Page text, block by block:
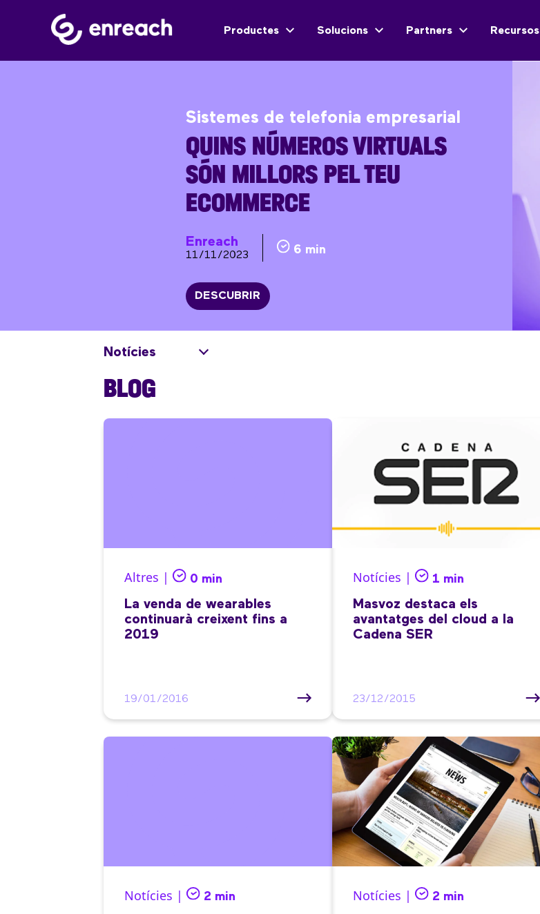
Productes Solucions Partners Recursos
Sistemes de telefonia empresarial
QUINS NÚMEROS VIRTUALS
SÓN MILLORS PEL TEU
ECOMMERCE
Enreach
11/11/2023 6 min
DESCUBRIR
Notícies
BLOG
Altres | 0 min
La venda de wearables
continuarà creixent fins a
2019
19/01/2016
Notícies | 1 min
Masvoz destaca els
avantatges del cloud a la
Cadena SER
23/12/2015
Notícies | 2 min Notícies | 2 min